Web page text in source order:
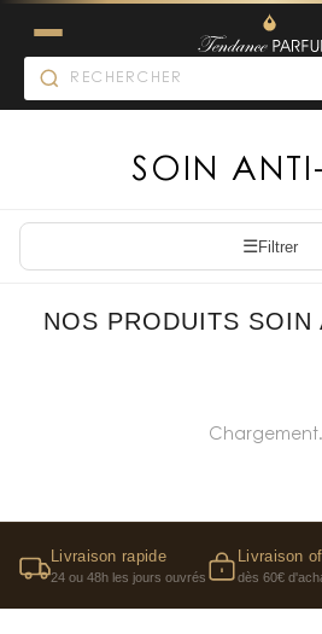
SOIN
☰Filtrer
NOS PRODUITS SOIN
Livraison rapide
24 ou 48h les jours ouvrés
Livraison
dès 60€